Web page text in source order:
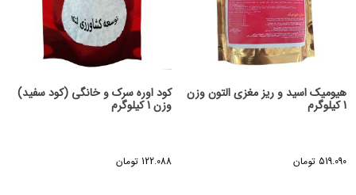
هیومیک اسید و ریز مغزی التون وزن
1 کیلوگرم
519.090 تومان
کود اوره سرک و خانگی (کود سفید)
وزن 1 کیلوگرم
122.088 تومان